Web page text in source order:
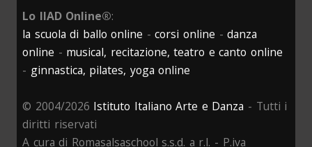
Lo IIAD Online®:
la scuola di ballo online -corsi online -danza
online - musical, recitazione, teatro e canto online
- ginnastica, pilates, yoga online
© 2004/2026 Istituto Italiano Arte e Danza - Tutti i
diritti riservati
A cura di Romasalsaschool s.s.d. a r.l. - P.iva